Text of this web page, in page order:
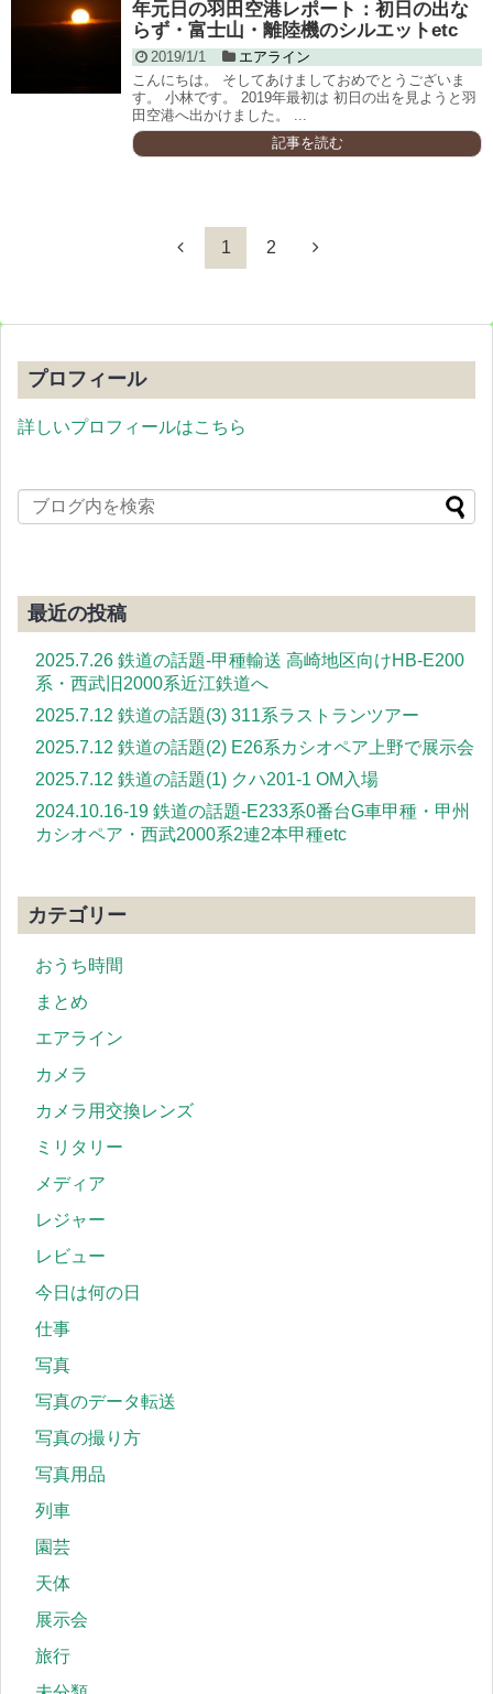
年元日の羽田空港レポート：初日の出な
らず・富士山・離陸機のシルエットetc
2019/1/1
エアライン
こんにちは。 そしてあけましておめでとうございま
す。 小林です。 2019年最初は 初日の出を見ようと羽
田空港へ出かけました。 ...
記事を読む
1 2
プロフィール
詳しいプロフィールはこちら
最近の投稿
2025.7.26 鉄道の話題-甲種輸送 高崎地区向けHB-E200
系・西武旧2000系近江鉄道へ
2025.7.12 鉄道の話題(3) 311系ラストランツアー
2025.7.12 鉄道の話題(2) E26系カシオペア上野で展示会
2025.7.12 鉄道の話題(1) クハ201-1 OM入場
2024.10.16-19 鉄道の話題-E233系0番台G車甲種・甲州
カシオペア・西武2000系2連2本甲種etc
カテゴリー
おうち時間
まとめ
エアライン
カメラ
カメラ用交換レンズ
ミリタリー
メディア
レジャー
レビュー
今日は何の日
仕事
写真
写真のデータ転送
写真の撮り方
写真用品
列車
園芸
天体
展示会
旅行